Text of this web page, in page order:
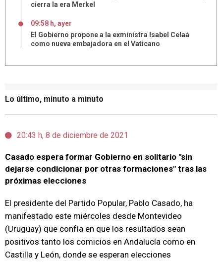
Lo último, minuto a minuto
20:43 h, 8 de diciembre de 2021
Casado espera formar Gobierno en solitario "sin
dejarse condicionar por otras formaciones" tras las
próximas elecciones
El presidente del Partido Popular, Pablo Casado, ha
manifestado este miércoles desde Montevideo
(Uruguay) que confía en que los resultados sean
positivos tanto los comicios en Andalucía como en
Castilla y León, donde se esperan elecciones
cierra la era Merkel
09:58 h, ayer
El Gobierno propone a la exministra Isabel Celaá
como nueva embajadora en el Vaticano